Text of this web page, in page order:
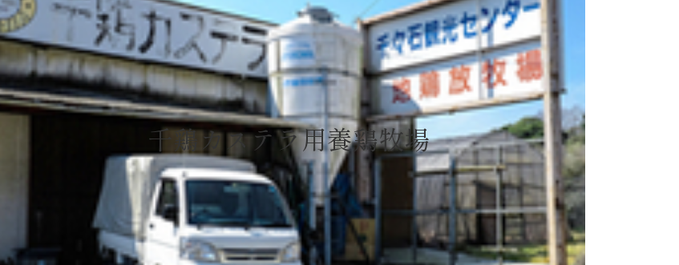
千鶏カステラ用養鶏牧場